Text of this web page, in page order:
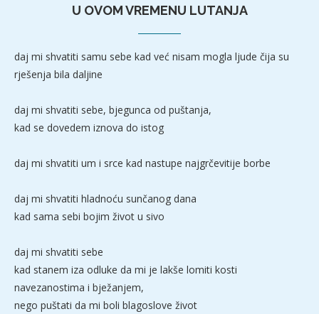
U OVOM VREMENU LUTANJA
daj mi shvatiti samu sebe kad već nisam mogla ljude čija su
rješenja bila daljine
daj mi shvatiti sebe, bjegunca od puštanja,
kad se dovedem iznova do istog
daj mi shvatiti um i srce kad nastupe najgrčevitije borbe
daj mi shvatiti hladnoću sunčanog dana
kad sama sebi bojim život u sivo
daj mi shvatiti sebe
kad stanem iza odluke da mi je lakše lomiti kosti
navezanostima i bježanjem,
nego puštati da mi boli blagoslove život